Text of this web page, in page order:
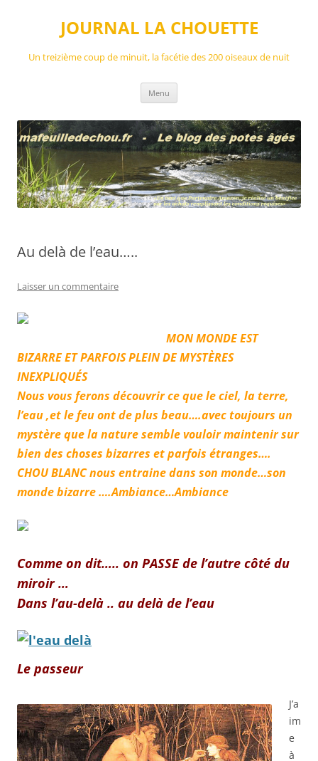
JOURNAL LA CHOUETTE
Un treizième coup de minuit, la facétie des 200 oiseaux de nuit
Menu
Au delà de l’eau…..
Laisser un commentaire
MON MONDE EST
BIZARRE ET PARFOIS PLEIN DE MYSTÈRES
INEXPLIQUÉS
Nous vous ferons découvrir ce que le ciel, la terre,
l’eau ,et le feu ont de plus beau….avec toujours un
mystère que la nature semble vouloir maintenir sur
bien des choses bizarres et parfois étranges….
CHOU BLANC nous entraine dans son monde…son
monde bizarre ….Ambiance…Ambiance
Comme on dit….. on PASSE de l’autre côté du
miroir …
Dans l’au-delà .. au delà de l’eau
Le passeur
J’a
im
e
à